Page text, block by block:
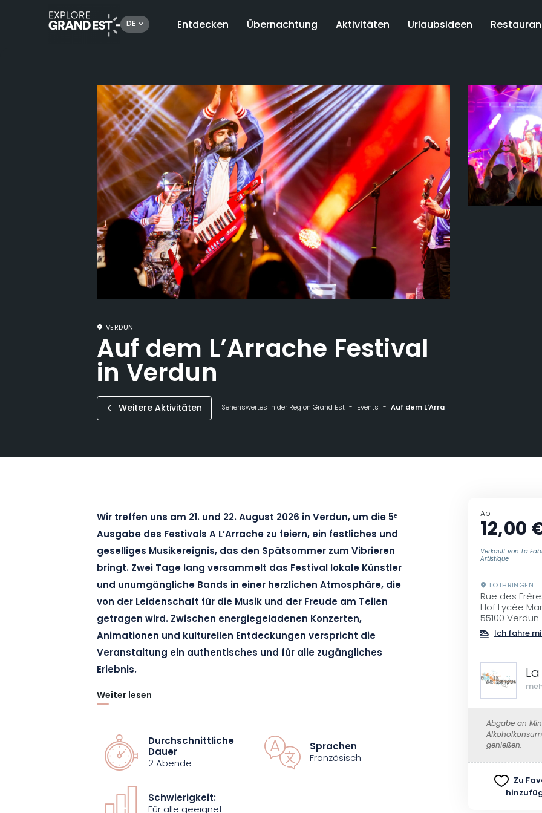
DE Entdecken Übernachtung Aktivitäten Urlaubsideen
VERDUN
Auf dem L’Arrache Festival
in Verdun
Weitere Aktivitäten Sehenswertes in der Region Grand Est Events Auf dem L'Arrache Festival in Verdun
Wir treffen uns am 21. und 22. August 2026 in Verdun, um die 5ᵉ
Ausgabe des Festivals A L’Arrache zu feiern, ein festliches und
geselliges Musikereignis, das den Spätsommer zum Vibrieren
bringt. Zwei Tage lang versammelt das Festival lokale Künstler
und unumgängliche Bands in einer herzlichen Atmosphäre, die
von der Leidenschaft für die Musik und der Freude am Teilen
getragen wird. Zwischen energiegeladenen Konzerten,
Animationen und kulturellen Entdeckungen verspricht die
Veranstaltung ein authentisches und für alle zugängliches
Erlebnis.
Auf dem Programm stehen :
Freitag, 21. August: Les Sales Majestés / Gina Simmons and the
Nobodies / Acouphène / La Mini Fanfare des Balcons.
Samstag, 22. August: Woodstock Revival / Ice Bean / Led Zap / Grand
Large / Tryp / Orchestre Sensation & Mickaël Clément.
Weiter lesen
Durchschnittliche
Dauer
2 Abende
Sprachen
Französisch
Schwierigkeit:
Für alle geeignet
Ab
12,00
Verkauft von: La
Artistique
LOTHRINGEN
Rue des
Hof Lycée
55100 Verdun
Ich fahre
Abgabe an
genießen.
Zu